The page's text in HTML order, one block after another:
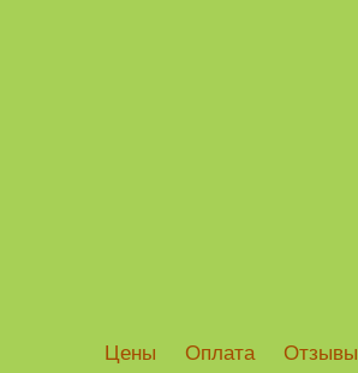
Цены Оплата Отзывы